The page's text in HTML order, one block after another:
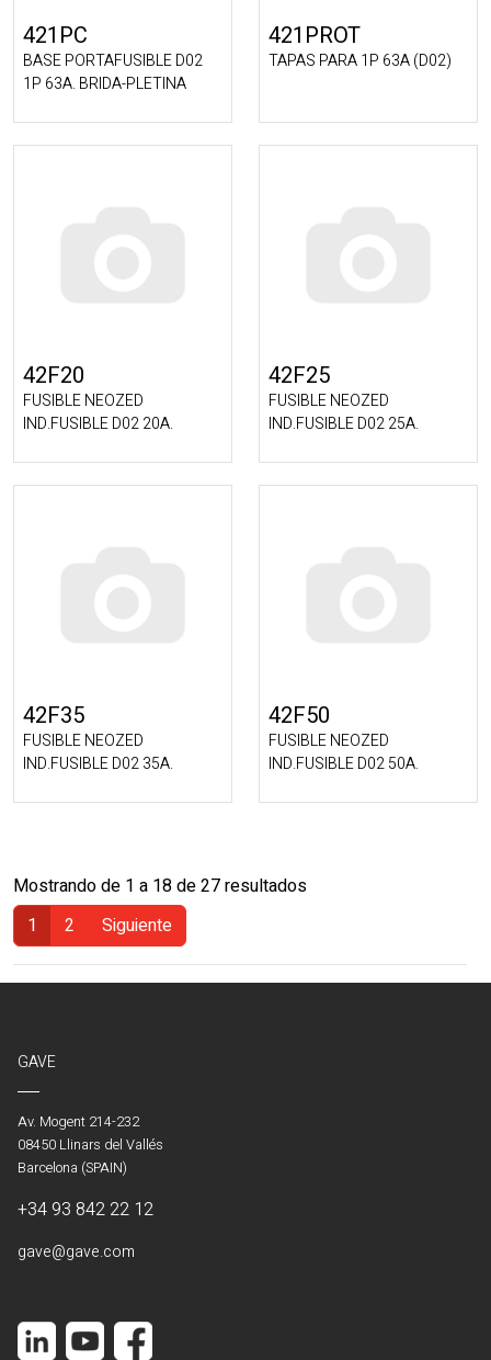
421PC
BASE PORTAFUSIBLE D02
1P 63A. BRIDA-PLETINA
421PROT
TAPAS PARA 1P 63A (D02)
42F20
FUSIBLE NEOZED
IND.FUSIBLE D02 20A.
42F25
FUSIBLE NEOZED
IND.FUSIBLE D02 25A.
42F35
FUSIBLE NEOZED
IND.FUSIBLE D02 35A.
42F50
FUSIBLE NEOZED
IND.FUSIBLE D02 50A.
Mostrando de 1 a 18 de 27 resultados
1
(Actual)
2 Siguiente
GAVE
Av. Mogent 214-232
08450 Llinars del Vallés
Barcelona (SPAIN)
+34 93 842 22 12
gave@gave.com